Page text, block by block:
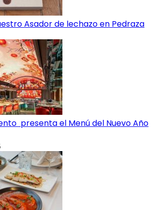
Asador de lechazo en Pedraza
presenta el Menú del Nuevo Año